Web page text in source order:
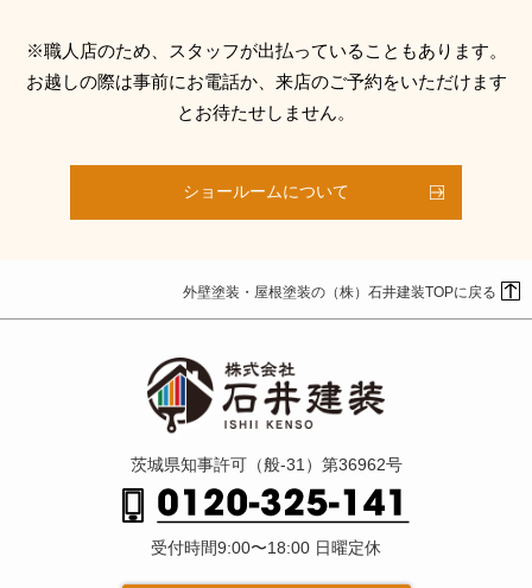
※職人店のため、スタッフが出払っていることもあります。
お越しの際は事前にお電話か、来店のご予約をいただけます
とお待たせしません。
ショールームについて
外壁塗装・屋根塗装の（株）石井建装TOPに戻る
茨城県知事許可（般-31）第36962号
受付時間9:00〜18:00 日曜定休